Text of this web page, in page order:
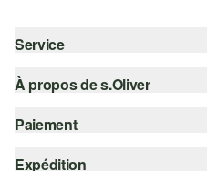
Service
Aide - FAQ
À propos de s.Oliver
S'abonner à la Newsletter
s.Oliver Card
Paiement
Sur facture
Expédition